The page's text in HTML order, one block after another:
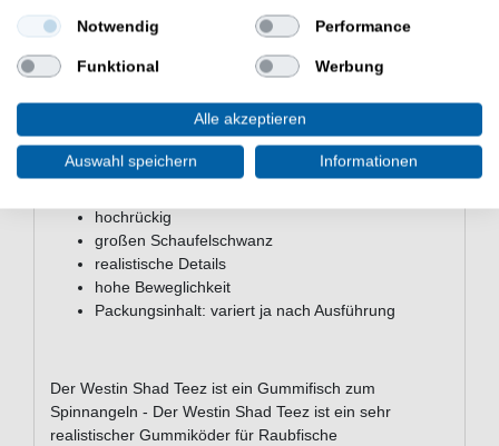
sehr hockrückig und hat eine großen Schaufelschwanz,
dadurch hat er auch bei langsamen Bewegungen eine
starke Aktion. Der Shad Teez kann gejiggt und vertikal
oder beim Einkurbeln angeboten werden.
Eigenschaften des Westin Shad Teez
Kunstköders
hochrückig
großen Schaufelschwanz
realistische Details
hohe Beweglichkeit
Packungsinhalt: variert ja nach Ausführung
Der Westin Shad Teez ist ein Gummifisch zum
Spinnangeln - Der Westin Shad Teez ist ein sehr
realistischer Gummiköder für Raubfische
Notwendig Performance
Funktional Werbung
Alle akzeptieren
Auswahl speichern Informationen